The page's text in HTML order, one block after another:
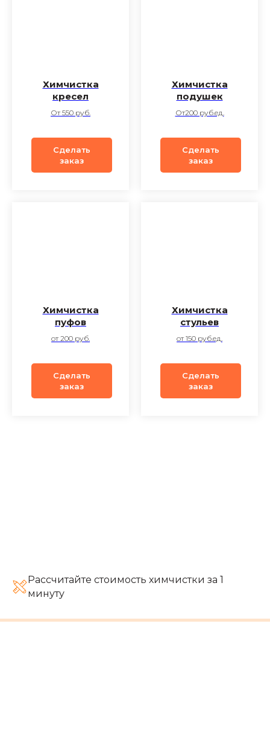
Химчистка
кресел
От 550 руб.
Сделать
заказ
Химчистка
подушек
От200 руб.ед.
Сделать
заказ
Химчистка
пуфов
от 200 руб.
Сделать
заказ
Химчистка
стульев
от 150 руб.ед.
Сделать
заказ
Рассчитайте стоимость химчистки за 1
минуту